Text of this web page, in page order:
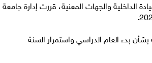
الداخلية والجهات المعنية، قررت إدارة جامعة
بشأن بدء العام الدراسي واستمرار السنة